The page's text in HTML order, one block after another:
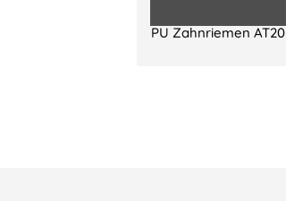
PU Zahnriemen AT20